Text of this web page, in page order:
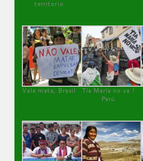
territorio
Vale mata, Brasil
Tía María no va !
Perú